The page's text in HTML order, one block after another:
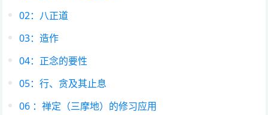
02：八正道
03：造作
04：正念的要性
05：行、贪及其止息
06 ：禅定（三摩地）的修习应用